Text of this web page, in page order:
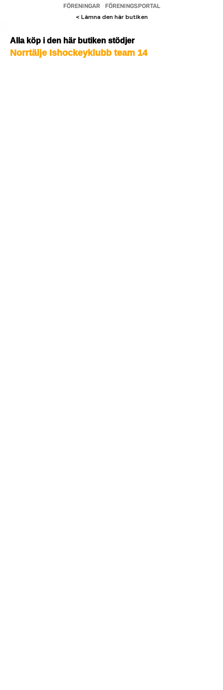
FÖRENINGAR
FÖRENINGSPORTAL
< Lämna den här butiken
Alla köp i den här butiken stödjer
Norrtälje Ishockeyklubb team 14